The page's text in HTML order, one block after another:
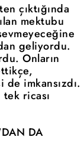
çıktığında
mektubu
geliyordu.
Onların
de imkansızdı.
ricası
DA